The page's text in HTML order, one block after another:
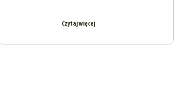
Czytaj więcej